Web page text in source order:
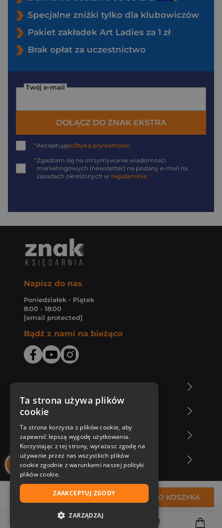
23,31 zł DO KOSZYKA
Specjalne zniżki tylko dla klubowiczów
Pakiet zakładek Art Ladies za 1 zł
Brak opłat za uczestnictwo
Twój e-mail
DOŁĄCZ DO ZNAK EKSTRA
*Akceptujępolitykę prywatności
*Zgadzam się na otrzymywanie wiadomości
marketingowych (newsletter) na podany e-mail na
zasadach określonych w regulaminie
Napisz do nas
Poniedziałek - Piątek
8:00 - 18:00
[email protected]
Bądź z nami na bieżąco
Zakupy u nas
Nasza oferta
Nasi autorzy
Ta strona używa plików
cookie
Ta strona korzysta z plików cookie, aby
zapewnić lepszą wygodę użytkowania.
Korzystając z tej strony, wyrażasz zgodę na
używanie przez nas wszystkich plików
cookie zgodnie z warunkami naszej polityki
plików cookie.
ZAAKCEPTUJ ZGODY
ZARZĄDZAJ